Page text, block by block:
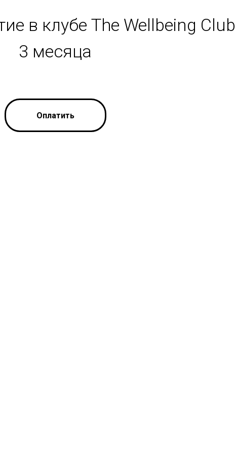
в клубе The Wellbeing Club
3 месяца
Оплатить